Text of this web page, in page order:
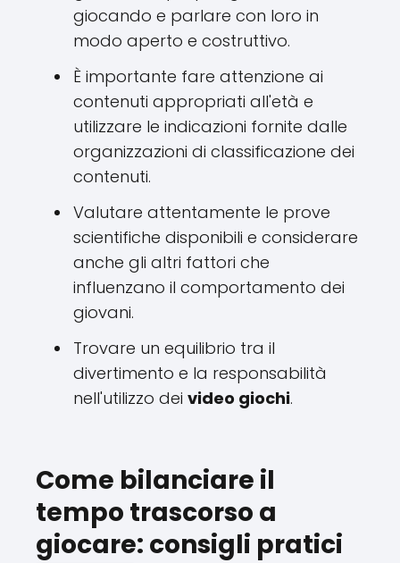
giocando e parlare con loro in
modo aperto e costruttivo.
È importante fare attenzione ai
contenuti appropriati all'età e
utilizzare le indicazioni fornite dalle
organizzazioni di classificazione dei
contenuti.
Valutare attentamente le prove
scientifiche disponibili e considerare
anche gli altri fattori che
influenzano il comportamento dei
giovani.
Trovare un equilibrio tra il
divertimento e la responsabilità
nell'utilizzo dei video giochi.
Come bilanciare il
tempo trascorso a
giocare: consigli pratici